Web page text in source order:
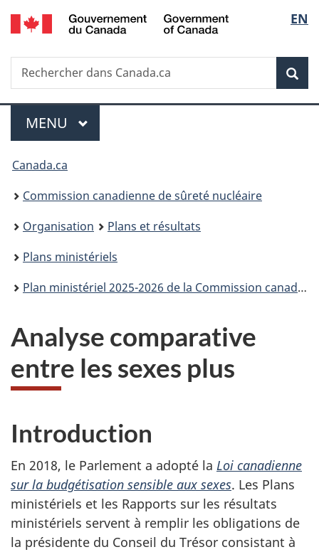
Passer
au
principal
de
la
EN
Recherche
Rechercher
dans
Menu
MENU PRINCIPAL
Vous
êtes
ici
Canada.ca
Commission canadienne de sûreté nucléaire
Organisation
Plans et résultats
Plans ministériels
Plan ministériel 2025-2026 de la Commission canadienne de sûreté nucléaire
Analyse comparative
entre les sexes plus
Introduction
En 2018, le Parlement a adopté la Loi canadienne
sur la budgétisation sensible aux sexes. Les Plans
ministériels et les Rapports sur les résultats
ministériels servent à remplir les obligations de
la présidente du Conseil du Trésor consistant à